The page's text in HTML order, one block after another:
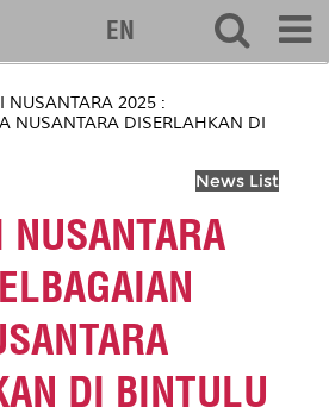
EN
NUSANTARA 2025 :
NUSANTARA DISERLAHKAN DI
News List
DI BINTULU